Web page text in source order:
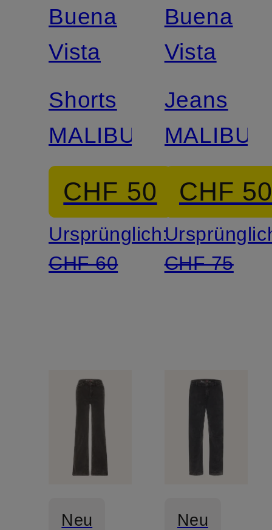
Buena
Vista
Shorts
MALIBU
CHF 50
Ursprünglich:
CHF 60
Buena
Vista
Jeans
MALIBU
CHF
CHF 75
Neu Neu